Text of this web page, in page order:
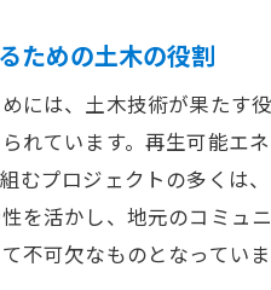
最先端技
地域社会
未来の都
環境に配
地震に強
土木の新技術
ための土木の役割
には、土木技術が果たす
れています。再生可能エ
むプロジェクトの多くは
を活かし、地元のコミュ
不可欠なものとなっていま